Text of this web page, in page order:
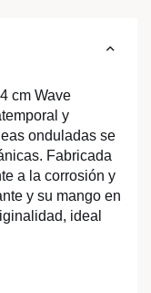
cm Wave
y
onduladas se
Fabricada
a la corrosión y
y su mango en
ideal